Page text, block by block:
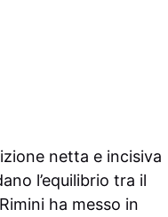
netta e incisiva
l’equilibrio tra il
ha messo in